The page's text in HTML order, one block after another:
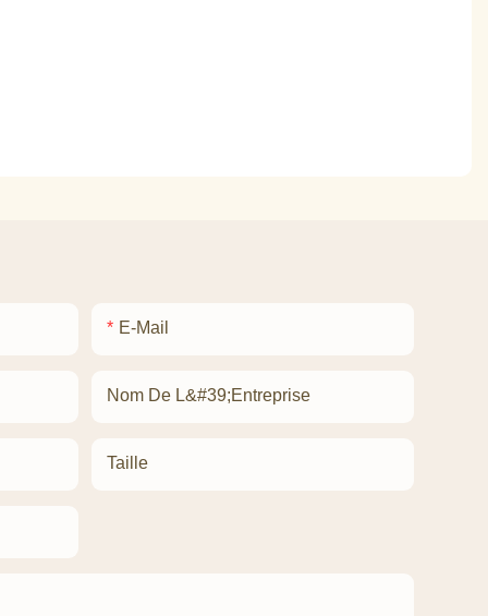
E-Mail
Nom De L&#39;entreprise
Taille